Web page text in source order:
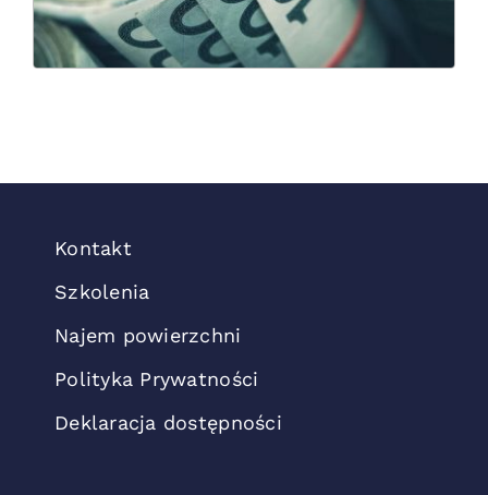
Kontakt
Szkolenia
Najem powierzchni
Polityka Prywatności
Deklaracja dostępności